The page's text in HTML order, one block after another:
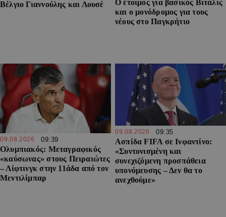
Βέλγιο Γιαννούλης και Λουσέ
Ο έτοιμος για βασικός Βιτάλις
και ο μονόδρομος για τους
νέους στο Παγκρήτιο
09.08.2026 09:39
Ολυμπιακός: Μεταγραφικός
«καύσωνας» στους Πειραιώτες
– Λίφτινγκ στην 11άδα από τον
Μεντιλίμπαρ
09.08.2026 09:35
Ασπίδα FIFA σε Ινφαντίνο:
«Συντονισμένη και
συνεχιζόμενη προσπάθεια
υπονόμευσης – Δεν θα το
ανεχθούμε»